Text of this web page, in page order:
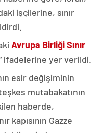
işçilerine, sınır
Avrupa Birliği Sınır
ifadelerine yer verildi.
esir değişiminin
mutabakatının
haberde,
kapısının Gazze